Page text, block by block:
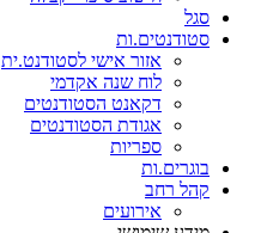
סגל
סטודנטים.ות
אזור אישי לסטודנט.ית
לוח שנה אקדמי
דקאנט הסטודנטים
אגודת הסטודנטים
ספריות
בוגרים.ות
קהל רחב
אירועים